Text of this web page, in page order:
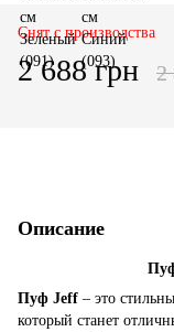
Снят с производства
2 688 грн 2
Описание
Пуф Jeff – это
который станет